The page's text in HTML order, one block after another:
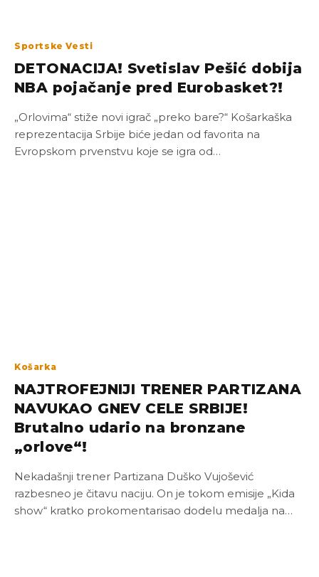
Sportske Vesti
DETONACIJA! Svetislav Pešić dobija
NBA pojačanje pred Eurobasket?!
„Orlovima“ stiže novi igrač „preko bare?“ Košarkaška
reprezentacija Srbije biće jedan od favorita na
Evropskom prvenstvu koje se igra od…
Košarka
NAJTROFEJNIJI TRENER PARTIZANA
NAVUKAO GNEV CELE SRBIJE!
Brutalno udario na bronzane
„orlove“!
Nekadašnji trener Partizana Duško Vujošević
razbesneo je čitavu naciju. On je tokom emisije „Kida
show“ kratko prokomentarisao dodelu medalja na…